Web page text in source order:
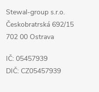
Stewal-group s.r.o.
Českobratrská 692/15
702 00 Ostrava
IČ: 05457939
DIČ: CZ05457939